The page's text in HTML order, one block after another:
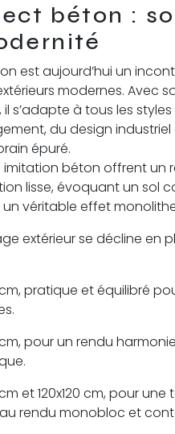
béton :
est aujourd’hui un
modernes. Avec
il s’adapte à tous les styles
du design industriel
épuré.
imitation béton offrent un
lisse, évoquant un sol
véritable effet
extérieur se décline en
pratique et équilibré
pour un rendu
et 120x120 cm, pour
rendu monobloc et